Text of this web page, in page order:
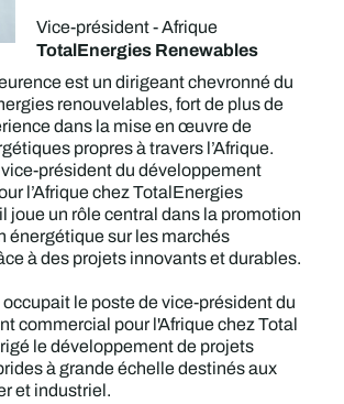
Vice-président - Afrique
TotalEnergies Renewables
est un dirigeant chevronné du
renouvelables, fort de plus de
dans la mise en œuvre de
propres à travers l’Afrique.
président du développement
l’Afrique chez TotalEnergies
joue un rôle central dans la promotion
énergétique sur les marchés
à des projets innovants et durables.
le poste de vice-président du
commercial pour l'Afrique chez Total
le développement de projets
à grande échelle destinés aux
et industriel.